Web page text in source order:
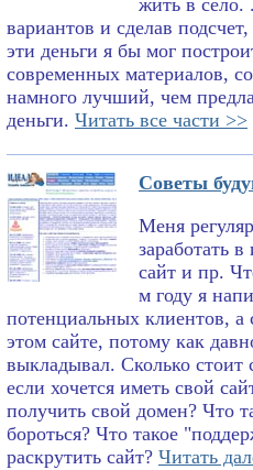
жить в село.
вариантов и сделав
эти деньги я бы мог
современных материалов,
намного лучший, чем
деньги. Читать все части >>
Советы
Меня
заработать в
сайт и пр.
м году я
потенциальных клиентов,
этом сайте, потому как
выкладывал. Сколько стоит
если хочется иметь свой
получить свой домен? Что
бороться? Что такое
раскрутить сайт? Читать